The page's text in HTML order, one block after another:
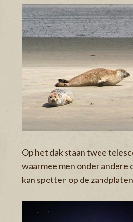
Op het dak staan twee
waarmee men onder andere
kan spotten op de